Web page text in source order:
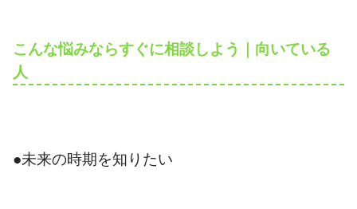
こんな悩みならすぐに相談しよう｜向いている
人
●未来の時期を知りたい